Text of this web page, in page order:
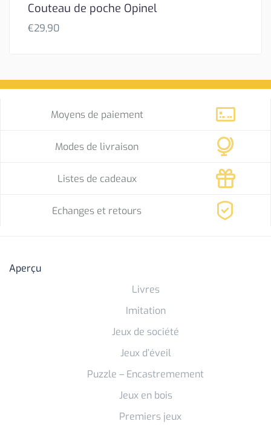
Couteau de poche Opinel
€29,90
Moyens de paiement
Modes de livraison
Listes de cadeaux
Echanges et retours
Aperçu
Livres
Imitation
Jeux de société
Jeux d’éveil
Puzzle – Encastremement
Jeux en bois
Premiers jeux